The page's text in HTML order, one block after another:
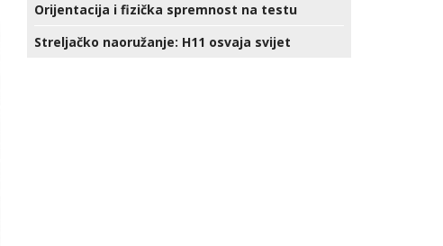
Orijentacija i fizička spremnost na testu
Streljačko naoružanje: H11 osvaja svijet